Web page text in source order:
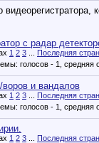
с радар
1 2 3
Последняя
и вандалов
1 2 3
Последняя
1 2 3
Последняя